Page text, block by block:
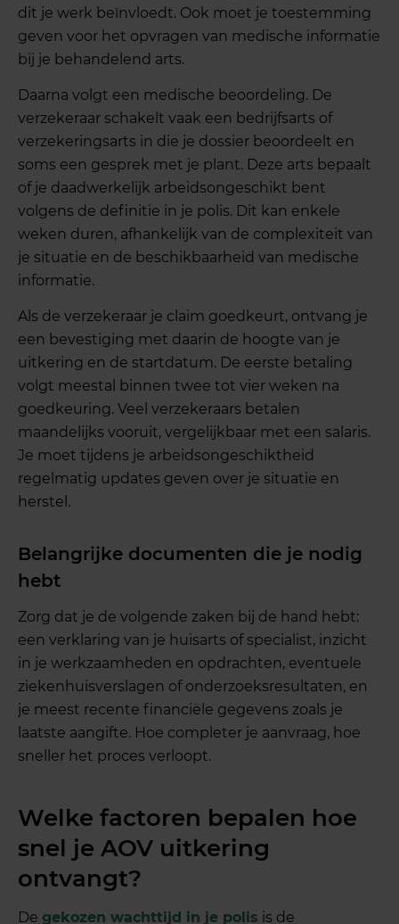
dit je werk beïnvloedt. Ook moet je toestemming
geven voor het opvragen van medische informatie
bij je behandelend arts.
Daarna volgt een medische beoordeling. De
verzekeraar schakelt vaak een bedrijfsarts of
verzekeringsarts in die je dossier beoordeelt en
soms een gesprek met je plant. Deze arts bepaalt
of je daadwerkelijk arbeidsongeschikt bent
volgens de definitie in je polis. Dit kan enkele
weken duren, afhankelijk van de complexiteit van
je situatie en de beschikbaarheid van medische
informatie.
Als de verzekeraar je claim goedkeurt, ontvang je
een bevestiging met daarin de hoogte van je
uitkering en de startdatum. De eerste betaling
volgt meestal binnen twee tot vier weken na
goedkeuring. Veel verzekeraars betalen
maandelijks vooruit, vergelijkbaar met een salaris.
Je moet tijdens je arbeidsongeschiktheid
regelmatig updates geven over je situatie en
herstel.
Belangrijke documenten die je nodig
hebt
Zorg dat je de volgende zaken bij de hand hebt:
een verklaring van je huisarts of specialist, inzicht
in je werkzaamheden en opdrachten, eventuele
ziekenhuisverslagen of onderzoeksresultaten, en
je meest recente financiële gegevens zoals je
laatste aangifte. Hoe completer je aanvraag, hoe
sneller het proces verloopt.
Welke factoren bepalen hoe
snel je AOV uitkering
ontvangt?
De gekozen wachttijd in je polis is de